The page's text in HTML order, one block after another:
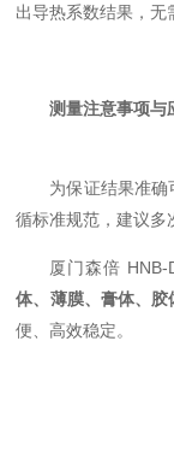
出导热系数结果，无
测量注意事项与
为保证结果准确
循标准规范，建议多
厦门森倍
体、薄膜、膏体、
便、高效稳定。